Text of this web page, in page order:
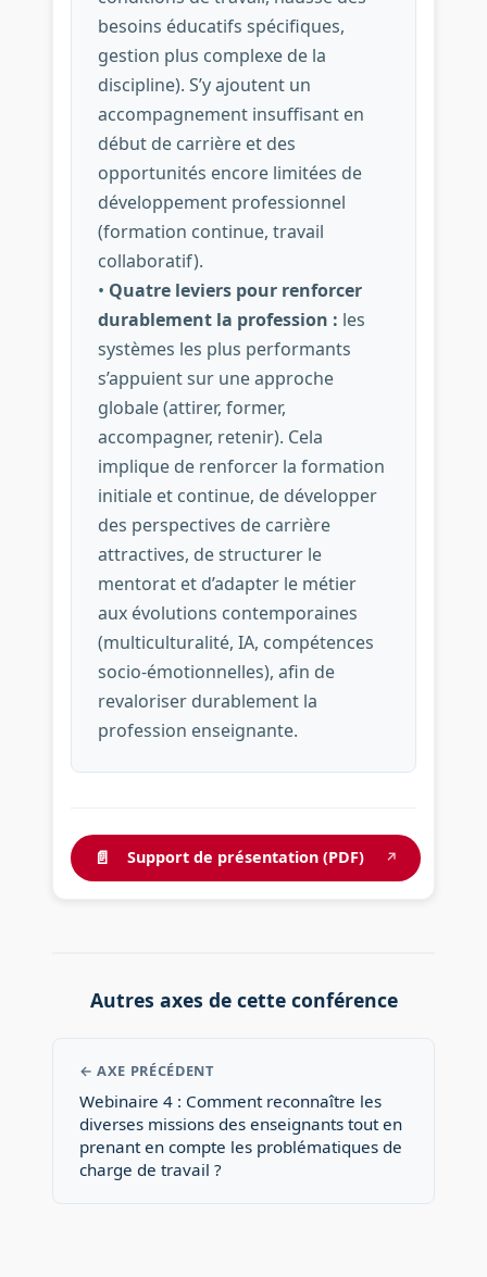
besoins éducatifs spécifiques,
gestion plus complexe de la
discipline). S’y ajoutent un
accompagnement insuffisant en
début de carrière et des
opportunités encore limitées de
développement professionnel
(formation continue, travail
collaboratif).
• Quatre leviers pour renforcer
durablement la profession : les
systèmes les plus performants
s’appuient sur une approche
globale (attirer, former,
accompagner, retenir). Cela
implique de renforcer la formation
initiale et continue, de développer
des perspectives de carrière
attractives, de structurer le
mentorat et d’adapter le métier
aux évolutions contemporaines
(multiculturalité, IA, compétences
socio-émotionnelles), afin de
revaloriser durablement la
profession enseignante.
📄 Support de présentation (PDF) ↗
Autres axes de cette conférence
← AXE PRÉCÉDENT
Webinaire 4 : Comment reconnaître les
diverses missions des enseignants tout en
prenant en compte les problématiques de
charge de travail ?